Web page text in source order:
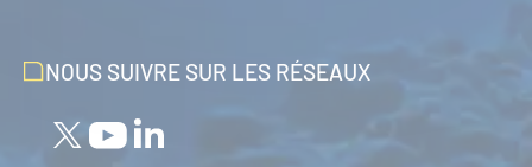
NOUS SUIVRE SUR LES RÉSEAUX